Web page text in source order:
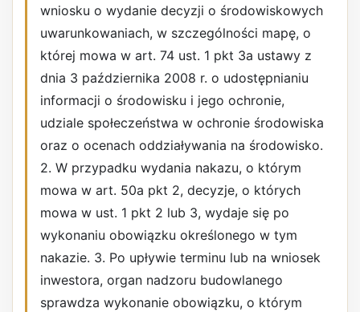
wniosku o wydanie decyzji o środowiskowych
uwarunkowaniach, w szczególności mapę, o
której mowa w art. 74 ust. 1 pkt 3a ustawy z
dnia 3 października 2008 r. o udostępnianiu
informacji o środowisku i jego ochronie,
udziale społeczeństwa w ochronie środowiska
oraz o ocenach oddziaływania na środowisko.
2. W przypadku wydania nakazu, o którym
mowa w art. 50a pkt 2, decyzje, o których
mowa w ust. 1 pkt 2 lub 3, wydaje się po
wykonaniu obowiązku określonego w tym
nakazie. 3. Po upływie terminu lub na wniosek
inwestora, organ nadzoru budowlanego
sprawdza wykonanie obowiązku, o którym